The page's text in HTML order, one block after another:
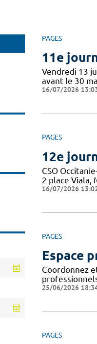
PAGES
11e
Vendredi 13
avant le 30
16/07/2026
PAGES
12e
CSO
2 place Viala,
16/07/2026
PAGES
Espace
Coordonnez
25/06/2026
PAGES